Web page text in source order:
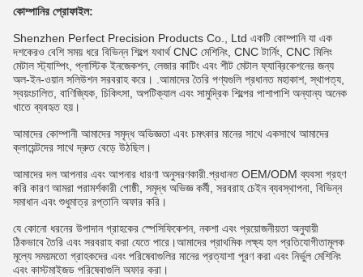
কোম্পানির প্রোফাইল:
Shenzhen Perfect Precision Products Co., Ltd একটি কোম্পানি যা এক
দশকেরও বেশি সময় ধরে বিভিন্ন শিল্পে যথার্থ CNC মেশিনিং, CNC টার্নিং, CNC মিলিং
মেটাল স্ট্যাম্পিং, প্লাস্টিক ইনজেকশন, লেজার কাটিং এবং শীট মেটাল ফ্যাব্রিকেশনের জন্য
অল-ইন-ওয়ান সলিউশন সরবরাহ করে। .আমাদের তৈরি পণ্যগুলি প্রধানত মহাকাশ, স্থাপত্য,
স্বয়ংচালিত, বাণিজ্যিক, চিকিৎসা, অপটিক্যাল এবং সামুদ্রিক শিল্পের পাশাপাশি অন্যান্য অনেক
খাতে ব্যবহৃত হয়।
আমাদের কোম্পানী আমাদের সমৃদ্ধ অভিজ্ঞতা এবং চমৎকার মানের সাথে একসাথে আমাদের
ক্লায়েন্টদের সাথে দ্রুত বেড়ে উঠছিল।
আমাদের দল আপনার এবং আপনার ধারণা অনুসরণকারী.প্রধানত OEM/ODM ব্যবসা গ্রহণ
করি কারণ আমরা পরামর্শকারী গোষ্ঠী, সমৃদ্ধ অভিজ্ঞ কর্মী, সরবরাহ চেইন ব্যবস্থাপনা, বিভিন্ন
সমাধান এবং শুধুমাত্র রপ্তানি অফার করি।
যে কোনো ধরনের উপাদান গ্রাহকের স্পেসিফিকেশন, নকশা এবং প্রয়োজনীয়তা অনুযায়ী
ঠিকভাবে তৈরি এবং সরবরাহ করা যেতে পারে।আমাদের প্রাথমিক লক্ষ্য হল প্রতিযোগীতামূলক
মূল্যে সময়মতো গ্রাহকদের এবং পরিষেবাগুলির মানের প্রত্যাশা পূরণ করা এবং নির্ভুল মেশিনিং
এবং কাস্টমাইজড পরিষেবাগুলি অফার করা।